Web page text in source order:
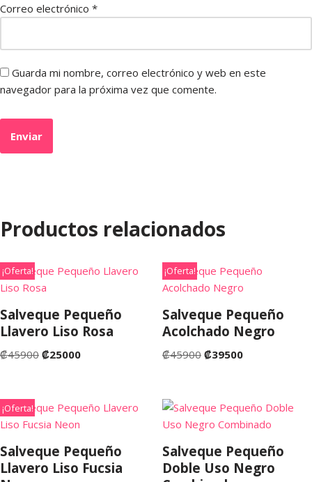
Correo electrónico *
Guarda mi nombre, correo electrónico y web en este
navegador para la próxima vez que comente.
Productos relacionados
¡Oferta!
Salveque Pequeño
Llavero Liso Rosa
₡45900 ₡25000
¡Oferta!
Salveque Pequeño
Acolchado Negro
₡45900 ₡39500
¡Oferta!
Salveque Pequeño
Llavero Liso Fucsia
Salveque Pequeño
Doble Uso Negro